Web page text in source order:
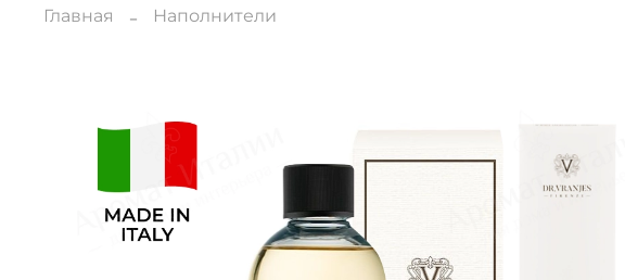
Главная Наполнители